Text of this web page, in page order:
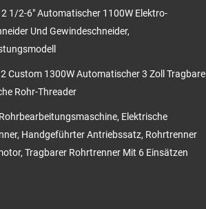
2 1/2-6" Automatischer 1100W Elektro-
Und Gewindeschneider,
Custom 1300W Automatischer 3 Zoll Tragbare
Rohr-Threader
Elektrische
Handgeführter Antriebssatz, Rohrtrenner
Tragbarer Rohrtrenner Mit 6 Einsätzen